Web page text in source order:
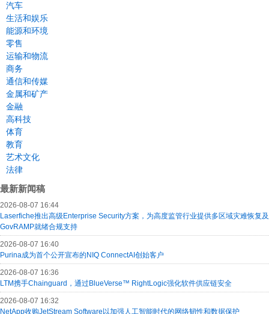
汽车
生活和娱乐
能源和环境
零售
运输和物流
商务
通信和传媒
金属和矿产
金融
高科技
体育
教育
艺术文化
法律
最新新闻稿
2026-08-07 16:44
Laserfiche推出高级Enterprise Security方案，为高度监管行业提供多区域灾难恢复及
GovRAMP就绪合规支持
2026-08-07 16:40
Purina成为首个公开宣布的NIQ ConnectAI创始客户
2026-08-07 16:36
LTM携手Chainguard，通过BlueVerse™ RightLogic强化软件供应链安全
2026-08-07 16:32
NetApp收购JetStream Software以加强人工智能时代的网络韧性和数据保护